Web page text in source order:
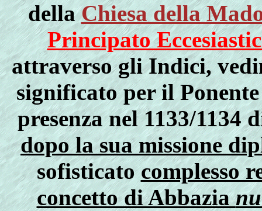
dellaChiesa della
Principato
attraverso gli Indici,
significato per il
presenza nel 1133/1134
dopo la sua missione
sofisticatocomplesso
concetto di Abbazia